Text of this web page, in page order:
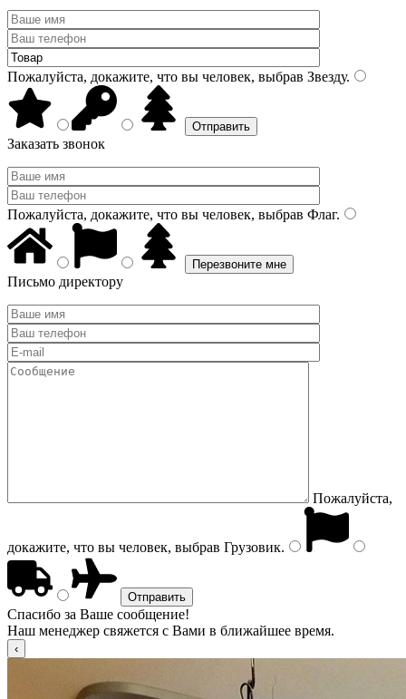
Пожалуйста, докажите, что вы человек, выбрав Звезду.
Заказать звонок
Пожалуйста, докажите, что вы человек, выбрав Флаг.
Письмо директору
Пожалуйста,
докажите, что вы человек, выбрав Грузовик.
Спасибо за Ваше сообщение!
Наш менеджер свяжется с Вами в ближайшее время.